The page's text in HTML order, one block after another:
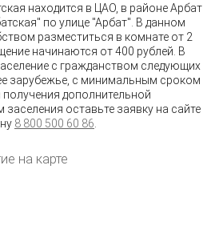
находится в ЦАО, в районе Арбат
по улице "Арбат". В данном
разместиться в комнате от 2
начинаются от 400 рублей. В
с гражданством следующих
зарубежье, с минимальным сроком
дополнительной
оставьте заявку на сайте
8 800 500 60 86
на карте